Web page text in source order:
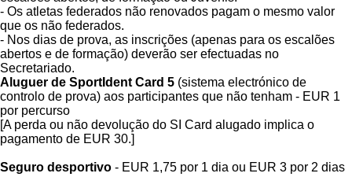
- Os atletas federados não renovados pagam o mesmo valor
que os não federados.
- Nos dias de prova, as inscrições (apenas para os escalões
abertos e de formação) deverão ser efectuadas no
Secretariado.
Aluguer de SportIdent Card 5 (sistema electrónico de
controlo de prova) aos participantes que não tenham - EUR 1
por percurso
[A perda ou não devolução do SI Card alugado implica o
pagamento de EUR 30.]
Seguro desportivo - EUR 1,75 por 1 dia ou EUR 3 por 2 dias